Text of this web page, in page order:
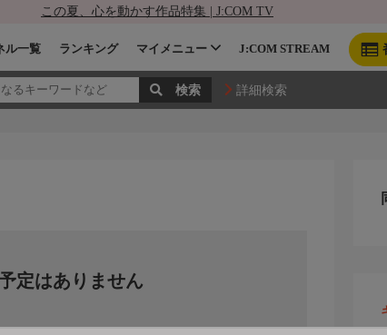
この夏、心を動かす作品特集 | J:COM TV
ル一覧 ランキング マイメニュー J:COM STREAM
詳細検索
定はありません